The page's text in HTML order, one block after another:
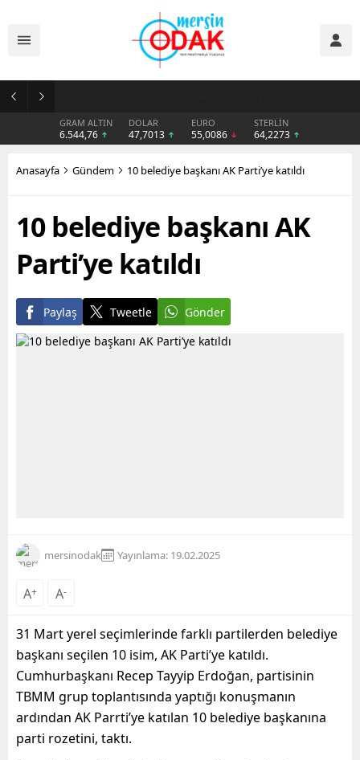
GRAM ALTIN
6.544,76
DOLAR
47,7013
EURO
55,0086
STERLİN
64,2273
Anasayfa Gündem 10 belediye başkanı AK Parti’ye katıldı
10 belediye başkanı AK
Parti’ye katıldı
Paylaş Tweetle Gönder
mersinodak Yayınlama: 19.02.2025
A+ A-
31 Mart yerel seçimlerinde farklı partilerden belediye
başkanı seçilen 10 isim, AK Parti’ye katıldı.
Cumhurbaşkanı Recep Tayyip Erdoğan, partisinin
TBMM grup toplantısında yaptığı konuşmanın
ardından AK Parrti’ye katılan 10 belediye başkanına
parti rozetini, taktı.